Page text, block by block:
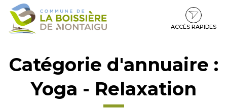
Gestion des traceurs
Aller
Aller
contenu
Aller
pied
ACCÈS RAPIDES
Catégorie d'annuaire :
Yoga - Relaxation